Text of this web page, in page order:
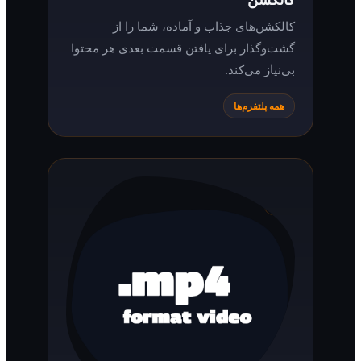
کالکشن‌های جذاب و آماده، شما را از
گشت‌وگذار برای یافتن قسمت بعدی هر محتوا
بی‌نیاز می‌کند.
همه پلتفرم‌ها